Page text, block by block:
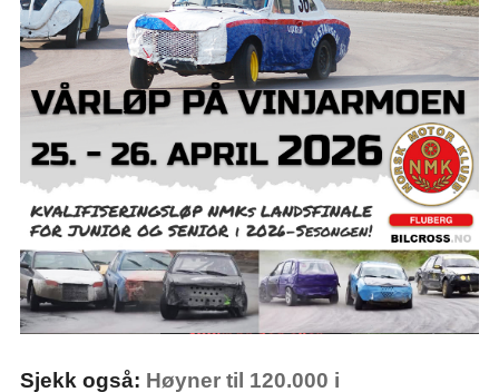
Sjekk også: Høyner til 120.000 i